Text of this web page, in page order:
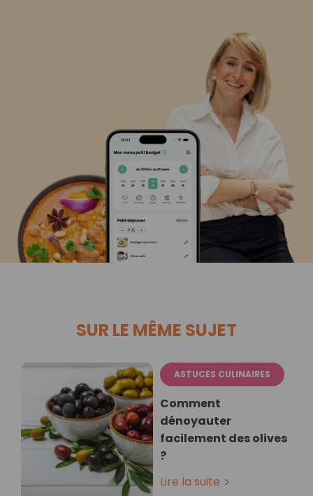
SUR LE MÊME SUJET
ASTUCES CULINAIRES
Comment
dénoyauter
facilement des olives
?
Lire la suite